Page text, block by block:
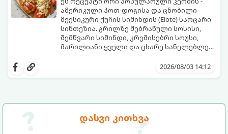
დასვი კითხვა
ამერიკული ჰოთ-დოგისა და ცნობილი
მექსიკური ქუჩის სიმინდის (Elote) საოცარი
სინთეზია. გრილზე შებრაწული სოსისი,
შემწვარი სიმინდი, კრემისებრი სოუსი,
მარილიანი ყველი და ცხარე სანელებლები
წვეულებებისთვის, ბარბექიუსთვის ან
ულუფა: 8 პორცია
2026/08/03 14:12